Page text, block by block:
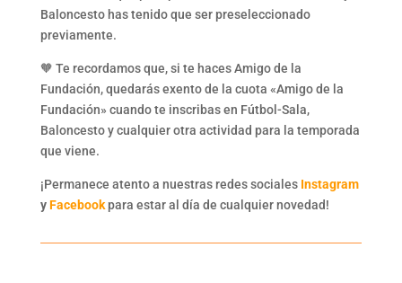
Baloncesto has tenido que ser preseleccionado
previamente.
🧡 Te recordamos que, si te haces Amigo de la
Fundación, quedarás exento de la cuota «Amigo de la
Fundación» cuando te inscribas en Fútbol-Sala,
Baloncesto y cualquier otra actividad para la temporada
que viene.
¡Permanece atento a nuestras redes sociales Instagram
yFacebookpara estar al día de cualquier novedad!